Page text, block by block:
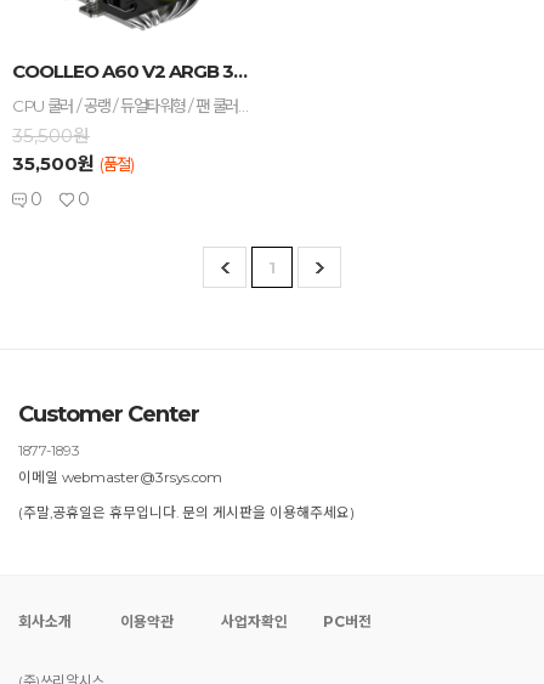
COOLLEO A60 V2 ARGB 3RSYS BL...
35,500원
35,500원 (품절)
0 0
1
Customer Center
1877-1893
이메일 webmaster@3rsys.com
(주말,공휴일은 휴무입니다. 문의 게시판을 이용해주세요)
회사소개 이용약관 사업자확인 PC버전